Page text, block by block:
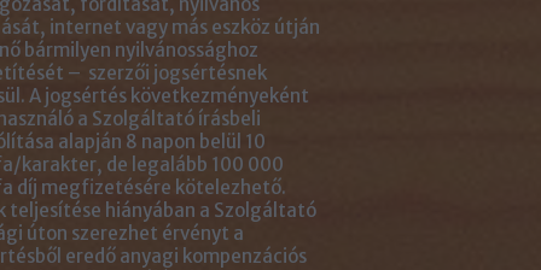
internet vagy más eszköz útján
bármilyen nyilvánossághoz
– szerzői jogsértésnek
A jogsértés következményeként
a Szolgáltató írásbeli
alapján 8 napon belül 10
karakter, de legalább 100 000
díj megfizetésére kötelezhető.
teljesítése hiányában a Szolgáltató
úton szerezhet érvényt a
eredő anyagi kompenzációs